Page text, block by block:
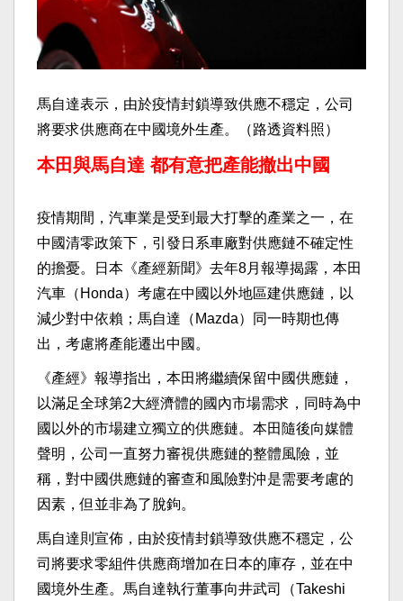
馬自達表示，由於疫情封鎖導致供應不穩定，公司
將要求供應商在中國境外生產。（路透資料照）
本田與馬自達 都有意把產能撤出中國
疫情期間，汽車業是受到最大打擊的產業之一，在
中國清零政策下，引發日系車廠對供應鏈不確定性
的擔憂。日本《產經新聞》去年8月報導揭露，本田
汽車（Honda）考慮在中國以外地區建供應鏈，以
減少對中依賴；馬自達（Mazda）同一時期也傳
出，考慮將產能遷出中國。
《產經》報導指出，本田將繼續保留中國供應鏈，
以滿足全球第2大經濟體的國內市場需求，同時為中
國以外的市場建立獨立的供應鏈。本田隨後向媒體
聲明，公司一直努力審視供應鏈的整體風險，並
稱，對中國供應鏈的審查和風險對沖是需要考慮的
因素，但並非為了脫鉤。
馬自達則宣佈，由於疫情封鎖導致供應不穩定，公
司將要求零組件供應商增加在日本的庫存，並在中
國境外生產。馬自達執行董事向井武司（Takeshi